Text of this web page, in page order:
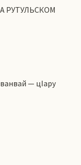
РУТУЛЬСКОМ
— цIару